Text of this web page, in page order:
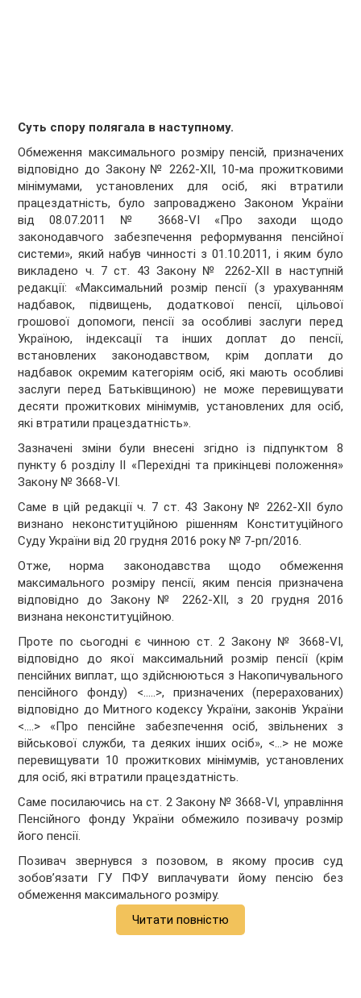
Суть спору полягала в наступному.
Обмеження максимального розміру пенсій, призначених
відповідно до Закону № 2262-ХІІ, 10-ма прожитковими
мінімумами, установлених для осіб, які втратили
працездатність, було запроваджено Законом України
від 08.07.2011 № 3668-VI «Про заходи щодо
законодавчого забезпечення реформування пенсійної
системи», який набув чинності з 01.10.2011, і яким було
викладено ч. 7 ст. 43 Закону № 2262-ХІІ в наступній
редакції: «Максимальний розмір пенсії (з урахуванням
надбавок, підвищень, додаткової пенсії, цільової
грошової допомоги, пенсії за особливі заслуги перед
Україною, індексації та інших доплат до пенсії,
встановлених законодавством, крім доплати до
надбавок окремим категоріям осіб, які мають особливі
заслуги перед Батьківщиною) не може перевищувати
десяти прожиткових мінімумів, установлених для осіб,
які втратили працездатність».
Зазначені зміни були внесені згідно із підпунктом 8
пункту 6 розділу ІІ «Перехідні та прикінцеві положення»
Закону № 3668-VI.
Саме в цій редакції ч. 7 ст. 43 Закону № 2262-ХІІ було
визнано неконституційною рішенням Конституційного
Суду України від 20 грудня 2016 року № 7-рп/2016.
Отже, норма законодавства щодо обмеження
максимального розміру пенсії, яким пенсія призначена
відповідно до Закону № 2262-ХІІ, з 20 грудня 2016
визнана неконституційною.
Проте по сьогодні є чинною ст. 2 Закону № 3668-VI,
відповідно до якої максимальний розмір пенсії (крім
пенсійних виплат, що здійснюються з Накопичувального
пенсійного фонду) <…..>, призначених (перерахованих)
відповідно до Митного кодексу України, законів України
<….> «Про пенсійне забезпечення осіб, звільнених з
військової служби, та деяких інших осіб», <…> не може
перевищувати 10 прожиткових мінімумів, установлених
для осіб, які втратили працездатність.
Саме посилаючись на ст. 2 Закону № 3668-VI, управління
Пенсійного фонду України обмежило позивачу розмір
його пенсії.
Позивач звернувся з позовом, в якому просив суд
зобовʼязати ГУ ПФУ виплачувати йому пенсію без
обмеження максимального розміру.
Читати повністю